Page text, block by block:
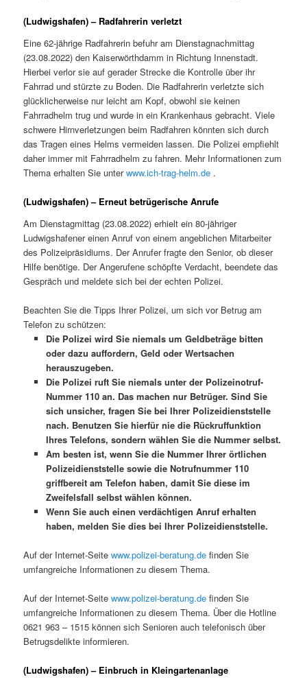
(Ludwigshafen) – Radfahrerin verletzt
Eine 62-jährige Radfahrerin befuhr am Dienstagnachmittag
(23.08.2022) den Kaiserwörthdamm in Richtung Innenstadt.
Hierbei verlor sie auf gerader Strecke die Kontrolle über ihr
Fahrrad und stürzte zu Boden. Die Radfahrerin verletzte sich
glücklicherweise nur leicht am Kopf, obwohl sie keinen
Fahrradhelm trug und wurde in ein Krankenhaus gebracht. Viele
schwere Hirnverletzungen beim Radfahren könnten sich durch
das Tragen eines Helms vermeiden lassen. Die Polizei empfiehlt
daher immer mit Fahrradhelm zu fahren. Mehr Informationen zum
Thema erhalten Sie unterwww.ich-trag-helm.de .
(Ludwigshafen) – Erneut betrügerische Anrufe
Am Dienstagmittag (23.08.2022) erhielt ein 80-jähriger
Ludwigshafener einen Anruf von einem angeblichen Mitarbeiter
des Polizeipräsidiums. Der Anrufer fragte den Senior, ob dieser
Hilfe benötige. Der Angerufene schöpfte Verdacht, beendete das
Gespräch und meldete sich bei der echten Polizei.
Beachten Sie die Tipps Ihrer Polizei, um sich vor Betrug am
Telefon zu schützen:
Die Polizei wird Sie niemals um Geldbeträge bitten
oder dazu auffordern, Geld oder Wertsachen
herauszugeben.
Die Polizei ruft Sie niemals unter der Polizeinotruf-
Nummer 110 an. Das machen nur Betrüger. Sind Sie
sich unsicher, fragen Sie bei Ihrer Polizeidienststelle
nach. Benutzen Sie hierfür nie die Rückruffunktion
Ihres Telefons, sondern wählen Sie die Nummer selbst.
Am besten ist, wenn Sie die Nummer Ihrer örtlichen
Polizeidienststelle sowie die Notrufnummer 110
griffbereit am Telefon haben, damit Sie diese im
Zweifelsfall selbst wählen können.
Wenn Sie auch einen verdächtigen Anruf erhalten
haben, melden Sie dies bei Ihrer Polizeidienststelle.
Auf der Internet-Seitewww.polizei-beratung.de finden Sie
umfangreiche Informationen zu diesem Thema.
Auf der Internet-Seitewww.polizei-beratung.de finden Sie
umfangreiche Informationen zu diesem Thema. Über die Hotline
0621 963 – 1515 können sich Senioren auch telefonisch über
Betrugsdelikte informieren.
(Ludwigshafen) – Einbruch in Kleingartenanlage